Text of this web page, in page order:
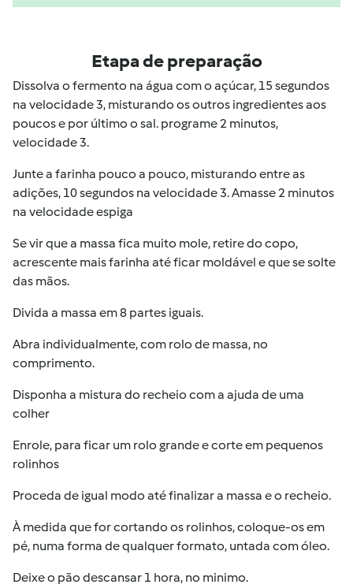
Etapa de preparação
Dissolva o fermento na água com o açúcar, 15 segundos
na velocidade 3, misturando os outros ingredientes aos
poucos e por último o sal. programe 2 minutos,
velocidade 3.
Junte a farinha pouco a pouco, misturando entre as
adições, 10 segundos na velocidade 3. Amasse 2 minutos
na velocidade espiga
Se vir que a massa fica muito mole, retire do copo,
acrescente mais farinha até ficar moldável e que se solte
das mãos.
Divida a massa em 8 partes iguais.
Abra individualmente, com rolo de massa, no
comprimento.
Disponha a mistura do recheio com a ajuda de uma
colher
Enrole, para ficar um rolo grande e corte em pequenos
rolinhos
Proceda de igual modo até finalizar a massa e o recheio.
À medida que for cortando os rolinhos, coloque-os em
pé, numa forma de qualquer formato, untada com óleo.
Deixe o pão descansar 1 hora, no minimo.